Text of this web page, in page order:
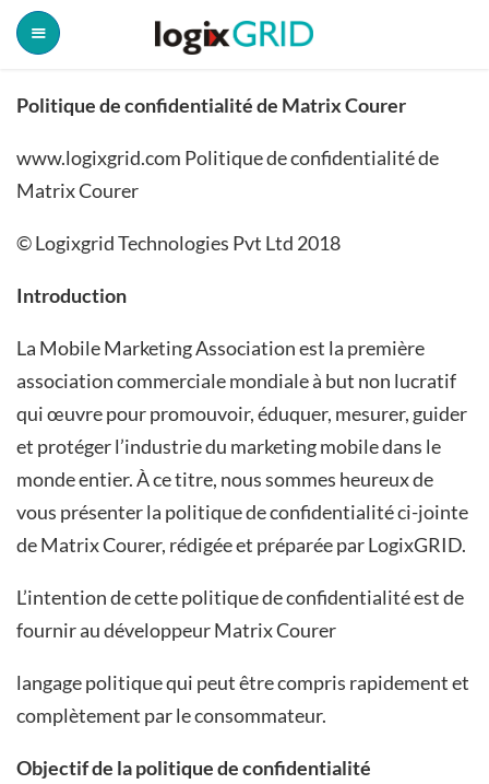
Politique de confidentialité de Matrix Courer
www.logixgrid.com Politique de confidentialité de
Matrix Courer
© Logixgrid Technologies Pvt Ltd 2018
Introduction
La Mobile Marketing Association est la première
association commerciale mondiale à but non lucratif
qui œuvre pour promouvoir, éduquer, mesurer, guider
et protéger l’industrie du marketing mobile dans le
monde entier. À ce titre, nous sommes heureux de
vous présenter la politique de confidentialité ci-jointe
de Matrix Courer, rédigée et préparée par LogixGRID.
L’intention de cette politique de confidentialité est de
fournir au développeur Matrix Courer
langage politique qui peut être compris rapidement et
complètement par le consommateur.
Objectif de la politique de confidentialité